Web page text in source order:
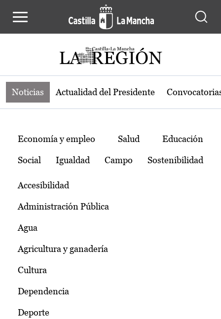
Noticias de la región de Castilla-La
Noticias Actualidad del Presidente
Temas
Economía y empleo Salud Educación
Social Igualdad Campo Sostenibilidad
Accesibilidad
Administración Pública
Agua
Agricultura y ganadería
Cultura
Dependencia
Deporte